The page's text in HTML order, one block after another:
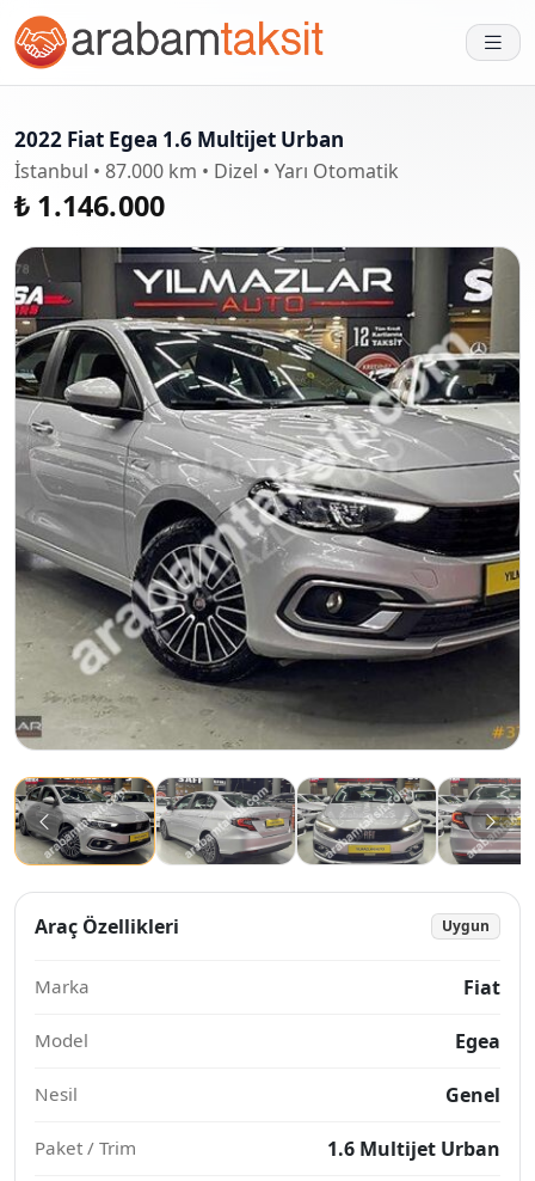
2022 Fiat Egea 1.6 Multijet Urban
İstanbul • 87.000 km • Dizel • Yarı Otomatik
₺ 1.146.000
Araç Özellikleri Uygun
Marka Fiat
Model Egea
Nesil Genel
Paket / Trim 1.6 Multijet Urban